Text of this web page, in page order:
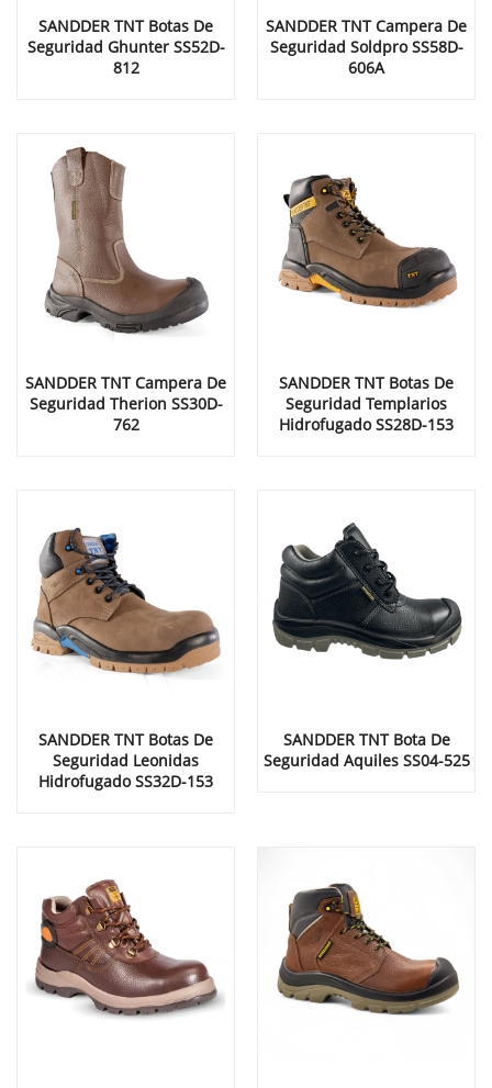
SANDDER TNT Botas De
Seguridad Ghunter SS52D-
812
SANDDER TNT Campera De
Seguridad Soldpro SS58D-
606A
SANDDER TNT Campera De
Seguridad Therion SS30D-
762
SANDDER TNT Botas De
Seguridad Templarios
Hidrofugado SS28D-153
SANDDER TNT Botas De
Seguridad Leonidas
Hidrofugado SS32D-153
SANDDER TNT Bota De
Seguridad Aquiles SS04-525